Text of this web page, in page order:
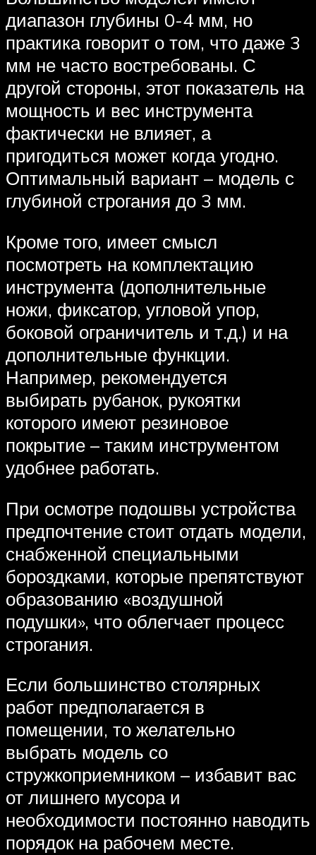
диапазон глубины 0-4 мм, но
практика говорит о том, что даже 3
мм не часто востребованы. С
другой стороны, этот показатель на
мощность и вес инструмента
фактически не влияет, а
пригодиться может когда угодно.
Оптимальный вариант – модель с
глубиной строгания до 3 мм.
Кроме того, имеет смысл
посмотреть на комплектацию
инструмента (дополнительные
ножи, фиксатор, угловой упор,
боковой ограничитель и т.д.) и на
дополнительные функции.
Например, рекомендуется
выбирать рубанок, рукоятки
которого имеют резиновое
покрытие – таким инструментом
удобнее работать.
При осмотре подошвы устройства
предпочтение стоит отдать модели,
снабженной специальными
бороздками, которые препятствуют
образованию «воздушной
подушки», что облегчает процесс
строгания.
Если большинство столярных
работ предполагается в
помещении, то желательно
выбрать модель со
стружкоприемником – избавит вас
от лишнего мусора и
необходимости постоянно наводить
порядок на рабочем месте.